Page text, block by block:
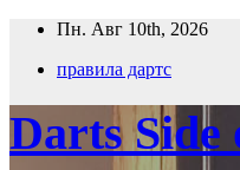
Перейти
содержимому
Пн. Авг 10th, 2026
правила дартс
Darts Side